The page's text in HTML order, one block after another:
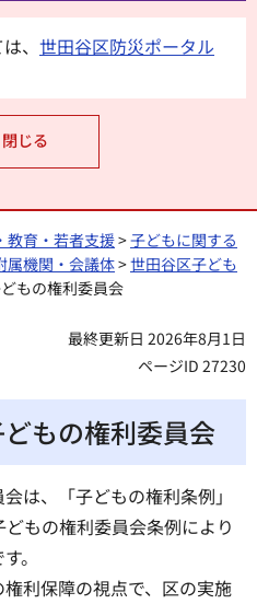
、 世田谷区防災ポータル
閉じる
教育・若者支援>子どもに関する
属機関・会議体>世田谷区子ども
もの権利委員会
最終更新日 2026年8月1日
ページID 27230
もの権利委員会
は、「子どもの権利条例」
もの権利委員会条例により
。
利保障の視点で、区の実施